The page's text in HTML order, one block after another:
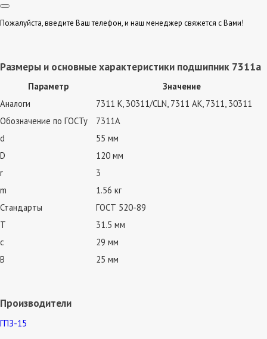
Пожалуйста, введите Ваш телефон, и наш менеджер свяжется с Вами!
Размеры и основные характеристики подшипник 7311а
Параметр
Значение
Аналоги
7311 К, 30311/CLN, 7311 АК, 7311, 30311
Обозначение по ГОСТу
7311А
d
55 мм
D
120 мм
r
3
m
1.56 кг
Стандарты
ГОСТ 520-89
T
31.5 мм
c
29 мм
B
25 мм
Производители
ГПЗ-15